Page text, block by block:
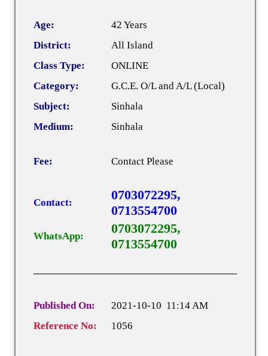
Age:
42 Years
District:
All Island
Class Type:
ONLINE
Category:
G.C.E. O/L and A/L (Local)
Subject:
Sinhala
Medium:
Sinhala
Fee: Contact Please
Contact:
0703072295,
0713554700
WhatsApp:
0703072295,
0713554700
Published On:
2021-10-10 11:14 AM
Reference No:
1056